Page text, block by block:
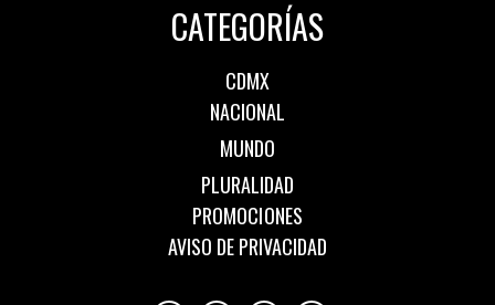
CATEGORÍAS
CDMX
NACIONAL
MUNDO
PLURALIDAD
PROMOCIONES
AVISO DE PRIVACIDAD